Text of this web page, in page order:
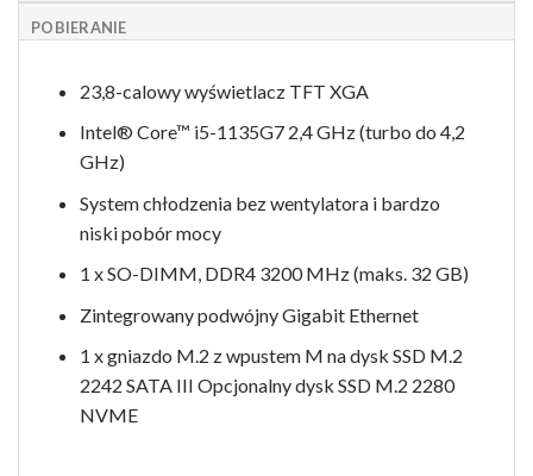
POBIERANIE
23,8-calowy wyświetlacz TFT XGA
Intel® Core™ i5-1135G7 2,4 GHz (turbo do 4,2
GHz)
System chłodzenia bez wentylatora i bardzo
niski pobór mocy
1 x SO-DIMM, DDR4 3200 MHz (maks. 32 GB)
Zintegrowany podwójny Gigabit Ethernet
1 x gniazdo M.2 z wpustem M na dysk SSD M.2
2242 SATA III Opcjonalny dysk SSD M.2 2280
NVME